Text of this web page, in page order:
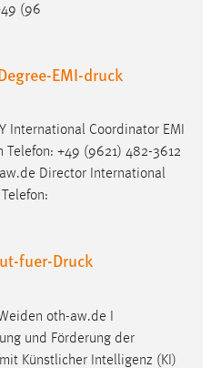
(96
EMI-druck
International Coordinator EMI
Telefon: +49 (9621) 482-3612
Director International
fuer-Druck
oth-aw.de I
und Förderung der
Künstlicher Intelligenz (KI)